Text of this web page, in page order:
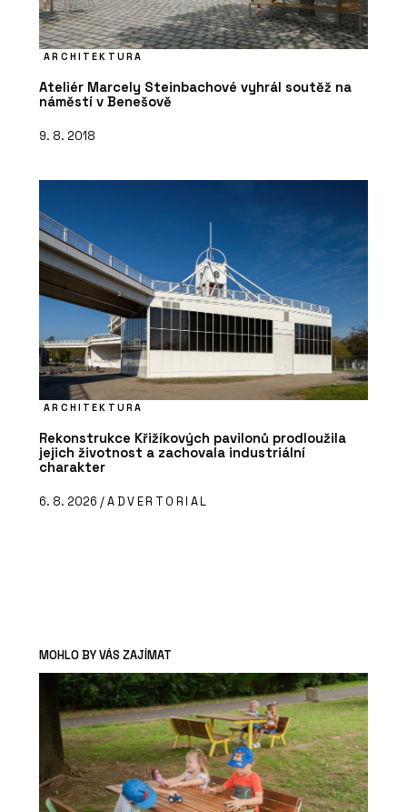
ARCHITEKTURA
Ateliér Marcely Steinbachové vyhrál soutěž na
náměstí v Benešově
9. 8. 2018
ARCHITEKTURA
Rekonstrukce Křižíkových pavilonů prodloužila
jejich životnost a zachovala industriální
charakter
6. 8. 2026 /ADVERTORIAL
MOHLO BY VÁS ZAJÍMAT